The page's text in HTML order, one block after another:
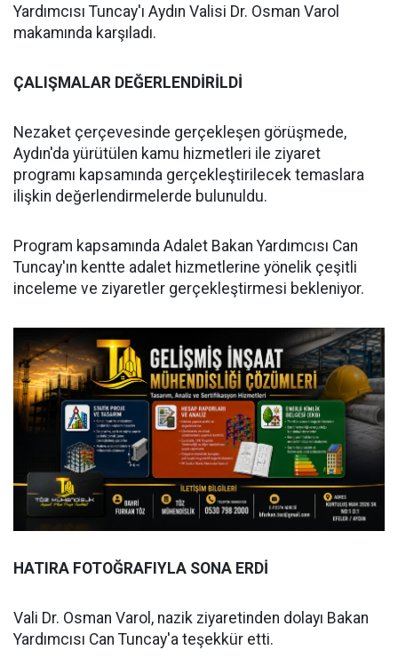
Yardımcısı Tuncay'ı Aydın Valisi Dr. Osman Varol
makamında karşıladı.
ÇALIŞMALAR DEĞERLENDİRİLDİ
Nezaket çerçevesinde gerçekleşen görüşmede,
Aydın'da yürütülen kamu hizmetleri ile ziyaret
programı kapsamında gerçekleştirilecek temaslara
ilişkin değerlendirmelerde bulunuldu.
Program kapsamında Adalet Bakan Yardımcısı Can
Tuncay'ın kentte adalet hizmetlerine yönelik çeşitli
inceleme ve ziyaretler gerçekleştirmesi bekleniyor.
HATIRA FOTOĞRAFIYLA SONA ERDİ
Vali Dr. Osman Varol, nazik ziyaretinden dolayı Bakan
Yardımcısı Can Tuncay'a teşekkür etti.